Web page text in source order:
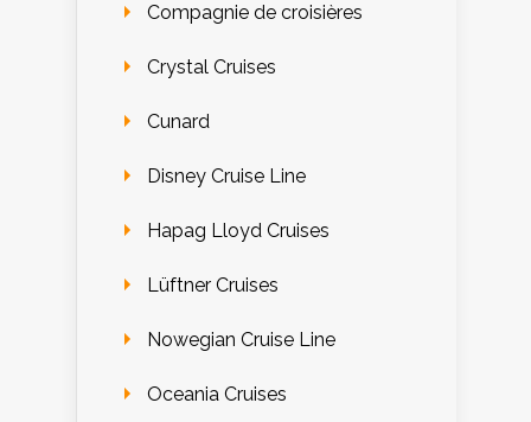
Compagnie de croisières
Crystal Cruises
Cunard
Disney Cruise Line
Hapag Lloyd Cruises
Lüftner Cruises
Nowegian Cruise Line
Oceania Cruises